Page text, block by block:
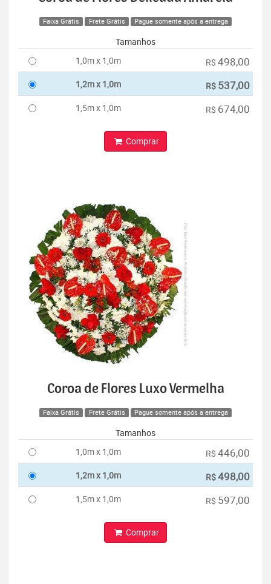
Faixa Grátis Frete Grátis Pague somente após a entrega
Tamanhos
1,0m x 1,0m
R$ 498,00
1,2m x 1,0m R$ 537,00
1,5m x 1,0m R$ 674,00
Comprar
Coroa de Flores Luxo Vermelha
Faixa Grátis Frete Grátis Pague somente após a entrega
Tamanhos
1,0m x 1,0m
R$ 446,00
1,2m x 1,0m R$498,00
1,5m x 1,0m R$ 597,00
Comprar